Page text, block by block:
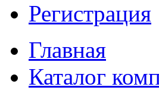
Регистрация
Главная
Каталог